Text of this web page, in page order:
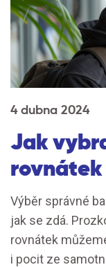
4 dubna 2024
Jak
rovnátek
Výběr správné
jak se zdá.
rovnátek
i pocit ze